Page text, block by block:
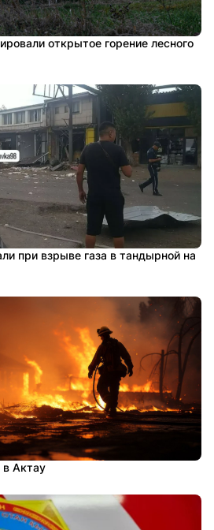
открытое горение лесного
при взрыве газа в тандырной на
в Актау